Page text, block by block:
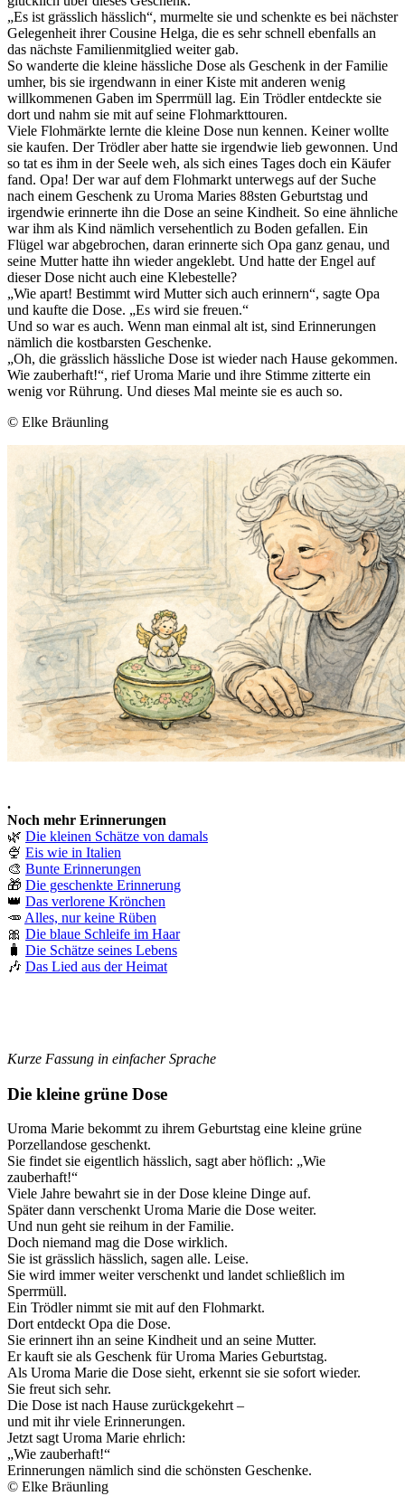
„Es ist grässlich hässlich“, murmelte sie und schenkte es bei nächster
Gelegenheit ihrer Cousine Helga, die es sehr schnell ebenfalls an
das nächste Familienmitglied weiter gab.
So wanderte die kleine hässliche Dose als Geschenk in der Familie
umher, bis sie irgendwann in einer Kiste mit anderen wenig
willkommenen Gaben im Sperrmüll lag. Ein Trödler entdeckte sie
dort und nahm sie mit auf seine Flohmarkttouren.
Viele Flohmärkte lernte die kleine Dose nun kennen. Keiner wollte
sie kaufen. Der Trödler aber hatte sie irgendwie lieb gewonnen. Und
so tat es ihm in der Seele weh, als sich eines Tages doch ein Käufer
fand. Opa! Der war auf dem Flohmarkt unterwegs auf der Suche
nach einem Geschenk zu Uroma Maries 88sten Geburtstag und
irgendwie erinnerte ihn die Dose an seine Kindheit. So eine ähnliche
war ihm als Kind nämlich versehentlich zu Boden gefallen. Ein
Flügel war abgebrochen, daran erinnerte sich Opa ganz genau, und
seine Mutter hatte ihn wieder angeklebt. Und hatte der Engel auf
dieser Dose nicht auch eine Klebestelle?
„Wie apart! Bestimmt wird Mutter sich auch erinnern“, sagte Opa
und kaufte die Dose. „Es wird sie freuen.“
Und so war es auch. Wenn man einmal alt ist, sind Erinnerungen
nämlich die kostbarsten Geschenke.
„Oh, die grässlich hässliche Dose ist wieder nach Hause gekommen.
Wie zauberhaft!“, rief Uroma Marie und ihre Stimme zitterte ein
wenig vor Rührung. Und dieses Mal meinte sie es auch so.
© Elke Bräunling
.
Noch mehr Erinnerungen
🌿 Die kleinen Schätze von damals
🍨 Eis wie in Italien
🎨 Bunte Erinnerungen
🎁 Die geschenkte Erinnerung
👑 Das verlorene Krönchen
🥕 Alles, nur keine Rüben
🎀 Die blaue Schleife im Haar
🧳 Die Schätze seines Lebens
🎶 Das Lied aus der Heimat
Kurze Fassung in einfacher Sprache
Die kleine grüne Dose
Uroma Marie bekommt zu ihrem Geburtstag eine kleine grüne
Porzellandose geschenkt.
Sie findet sie eigentlich hässlich, sagt aber höflich: „Wie
zauberhaft!“
Viele Jahre bewahrt sie in der Dose kleine Dinge auf.
Später dann verschenkt Uroma Marie die Dose weiter.
Und nun geht sie reihum in der Familie.
Doch niemand mag die Dose wirklich.
Sie ist grässlich hässlich, sagen alle. Leise.
Sie wird immer weiter verschenkt und landet schließlich im
Sperrmüll.
Ein Trödler nimmt sie mit auf den Flohmarkt.
Dort entdeckt Opa die Dose.
Sie erinnert ihn an seine Kindheit und an seine Mutter.
Er kauft sie als Geschenk für Uroma Maries Geburtstag.
Als Uroma Marie die Dose sieht, erkennt sie sie sofort wieder.
Sie freut sich sehr.
Die Dose ist nach Hause zurückgekehrt –
und mit ihr viele Erinnerungen.
Jetzt sagt Uroma Marie ehrlich:
„Wie zauberhaft!“
Erinnerungen nämlich sind die schönsten Geschenke.
© Elke Bräunling